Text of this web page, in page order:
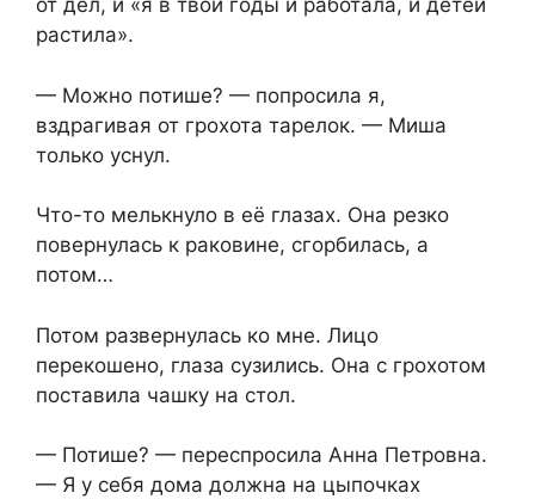
от дел, и «я в твои годы и работала, и детей
растила».
— Можно потише? — попросила я,
вздрагивая от грохота тарелок. — Миша
только уснул.
Что-то мелькнуло в её глазах. Она резко
повернулась к раковине, сгорбилась, а
потом…
Потом развернулась ко мне. Лицо
перекошено, глаза сузились. Она с грохотом
поставила чашку на стол.
— Потише? — переспросила Анна Петровна.
— Я у себя дома должна на цыпочках